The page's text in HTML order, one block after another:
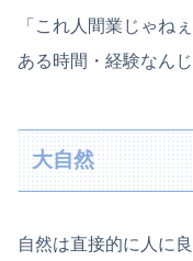
「これ人間業じゃね
ある時間・経験なん
大自然
自然は直接的に人に